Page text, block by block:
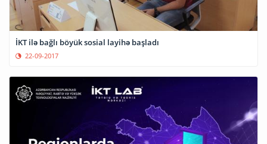
İKT ilə bağlı böyük sosial layihə başladı
22-09-2017